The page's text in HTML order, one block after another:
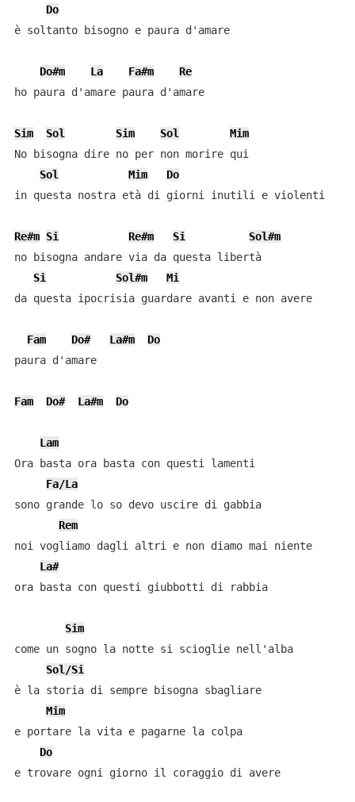
Do
è soltanto bisogno e paura d'amare
Do#m La Fa#m
Re
ho paura d'amare paura d'amare
Sim Sol Sim Sol
Mim
No bisogna dire no per non morire qui
Sol
Mim
Do
in questa nostra età di giorni inutili e violenti
Re#m Si Re#m Si
Sol#m
no bisogna andare via da questa libertà
Si
Sol#m
Mi
da questa ipocrisia guardare avanti e non avere
Fam Do# La#m
Do
paura d'amare
Fam Do# La#m Do
Lam
Ora basta ora basta con questi lamenti
Fa/La
sono grande lo so devo uscire di gabbia
Rem
noi vogliamo dagli altri e non diamo mai niente
La#
ora basta con questi giubbotti di rabbia
Sim
come un sogno la notte si scioglie nell'alba
Sol/Si
è la storia di sempre bisogna sbagliare
Mim
e portare la vita e pagarne la colpa
Do
e trovare ogni giorno il coraggio di avere